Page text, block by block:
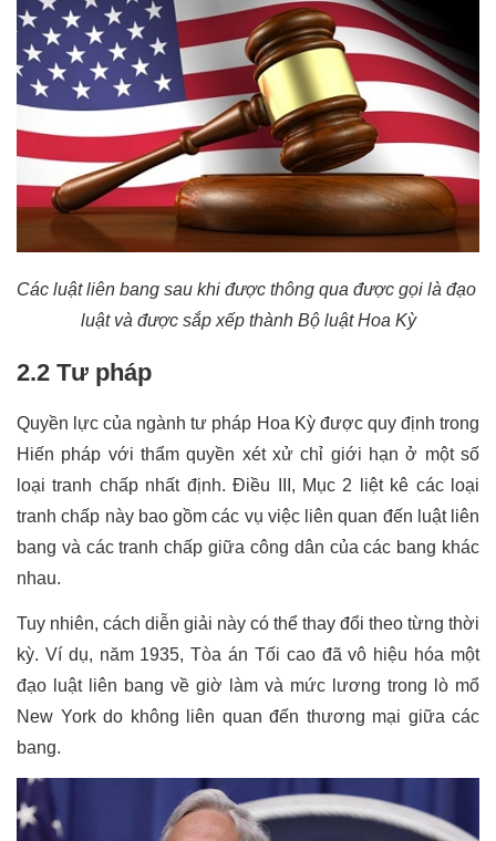
Các luật liên bang sau khi được thông qua được gọi là đạo
luật và được sắp xếp thành Bộ luật Hoa Kỳ
2.2 Tư pháp
Quyền lực của ngành tư pháp Hoa Kỳ được quy định trong
Hiến pháp với thẩm quyền xét xử chỉ giới hạn ở một số
loại tranh chấp nhất định. Điều III, Mục 2 liệt kê các loại
tranh chấp này bao gồm các vụ việc liên quan đến luật liên
bang và các tranh chấp giữa công dân của các bang khác
nhau.
Tuy nhiên, cách diễn giải này có thể thay đổi theo từng thời
kỳ. Ví dụ, năm 1935, Tòa án Tối cao đã vô hiệu hóa một
đạo luật liên bang về giờ làm và mức lương trong lò mổ
New York do không liên quan đến thương mại giữa các
bang.